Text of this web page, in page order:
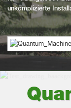
unkomplizierte